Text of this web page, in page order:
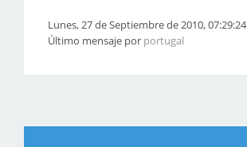
Lunes, 27 de Septiembre de 2010, 07:29:24
Último mensaje por portugal